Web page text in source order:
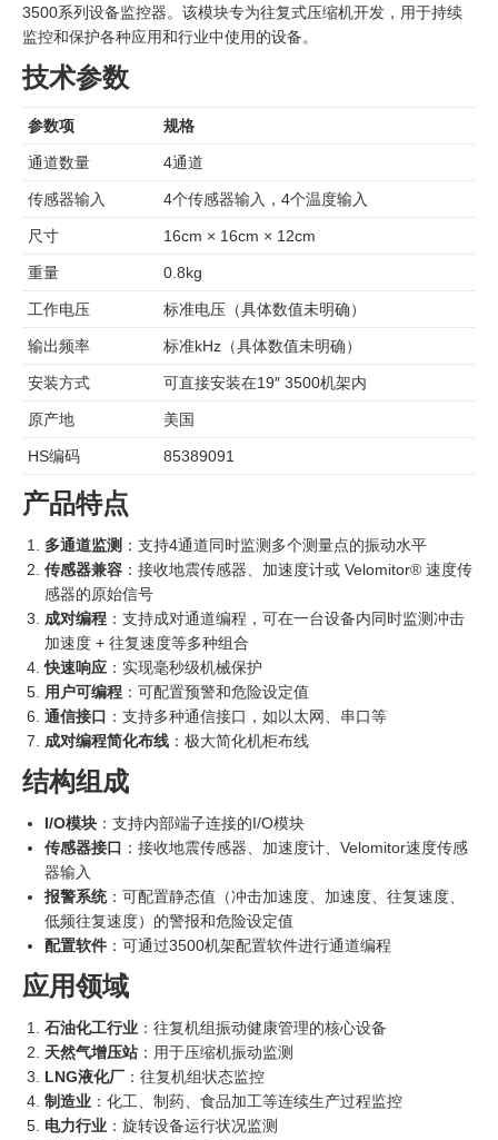
3500系列设备监控器。该模块专为往复式压缩机开发，用于持续
监控和保护各种应用和行业中使用的设备。
技术参数
参数项 规格
通道数量 4通道
传感器输入 4个传感器输入，4个温度输入
尺寸 16cm × 16cm × 12cm
重量 0.8kg
工作电压 标准电压（具体数值未明确）
输出频率 标准kHz（具体数值未明确）
安装方式 可直接安装在19″ 3500机架内
原产地 美国
HS编码 85389091
产品特点
多通道监测 ：支持4通道同时监测多个测量点的振动水平
传感器兼容 ：接收地震传感器、加速度计或 Velomitor® 速度传
感器的原始信号
成对编程 ：支持成对通道编程，可在一台设备内同时监测冲击
加速度 + 往复速度等多种组合
快速响应 ：实现毫秒级机械保护
用户可编程 ：可配置预警和危险设定值
通信接口 ：支持多种通信接口，如以太网、串口等
成对编程简化布线 ：极大简化机柜布线
结构组成
I/O模块 ：支持内部端子连接的I/O模块
传感器接口 ：接收地震传感器、加速度计、Velomitor速度传感
器输入
报警系统：可配置静态值（冲击加速度、加速度、往复速度、
低频往复速度）的警报和危险设定值
配置软件 ：可通过3500机架配置软件进行通道编程
应用领域
石油化工行业 ：往复机组振动健康管理的核心设备
天然气增压站 ：用于压缩机振动监测
LNG液化厂 ：往复机组状态监控
制造业 ：化工、制药、食品加工等连续生产过程监控
电力行业 ：旋转设备运行状况监测